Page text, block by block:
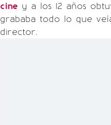
cine y a los 12 años
grababa todo lo que
director.